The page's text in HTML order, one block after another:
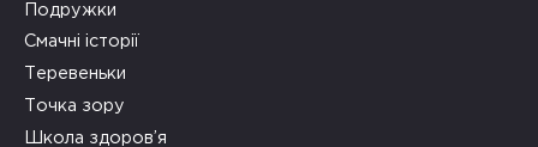
Подружки
Смачні історії
Теревеньки
Точка зору
Школа здоров’я